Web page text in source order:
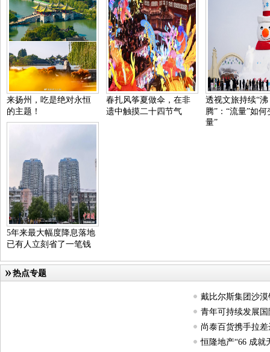
来扬州，吃是绝对永恒
的主题！
春扎风筝夏做伞，在非
遗中触摸二十四节气
透视文旅持续“沸
腾”：“流量”如何
量”
5年来最大幅度降息落地
已有人立刻省了一笔钱
热点专题
戴比尔斯集团沙
青年可持续发展
尚泰百货携手拉
恒隆地产“66 成就